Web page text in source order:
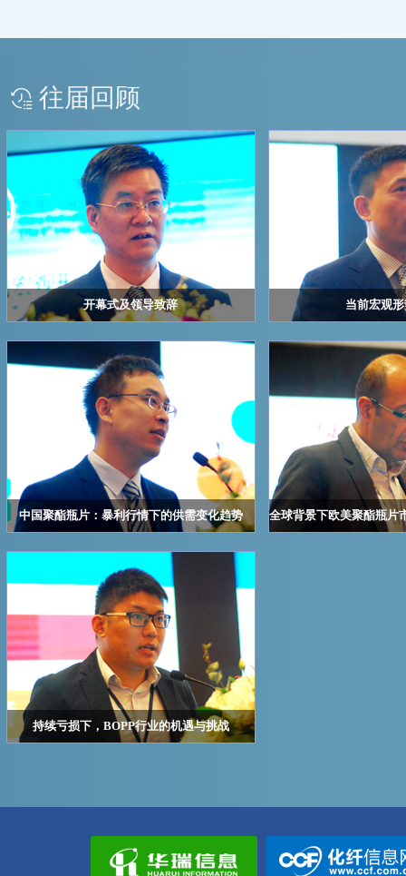
往届回顾
开幕式及领导致辞 当前宏观
中国聚酯瓶片：暴利行情下的供需变化趋势 全球背景下欧美聚酯瓶片
持续亏损下，BOPP行业的机遇与挑战